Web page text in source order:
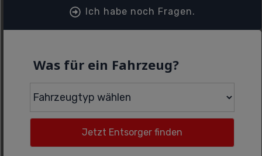
Ich habe noch Fragen.
Was für ein Fahrzeug?